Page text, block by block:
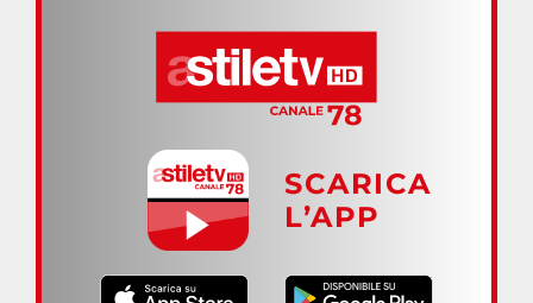
SCARICA
L’APP